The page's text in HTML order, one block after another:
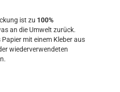
ist zu 100%
an die Umwelt zurück.
mit einem Kleber aus
wiederverwendeten